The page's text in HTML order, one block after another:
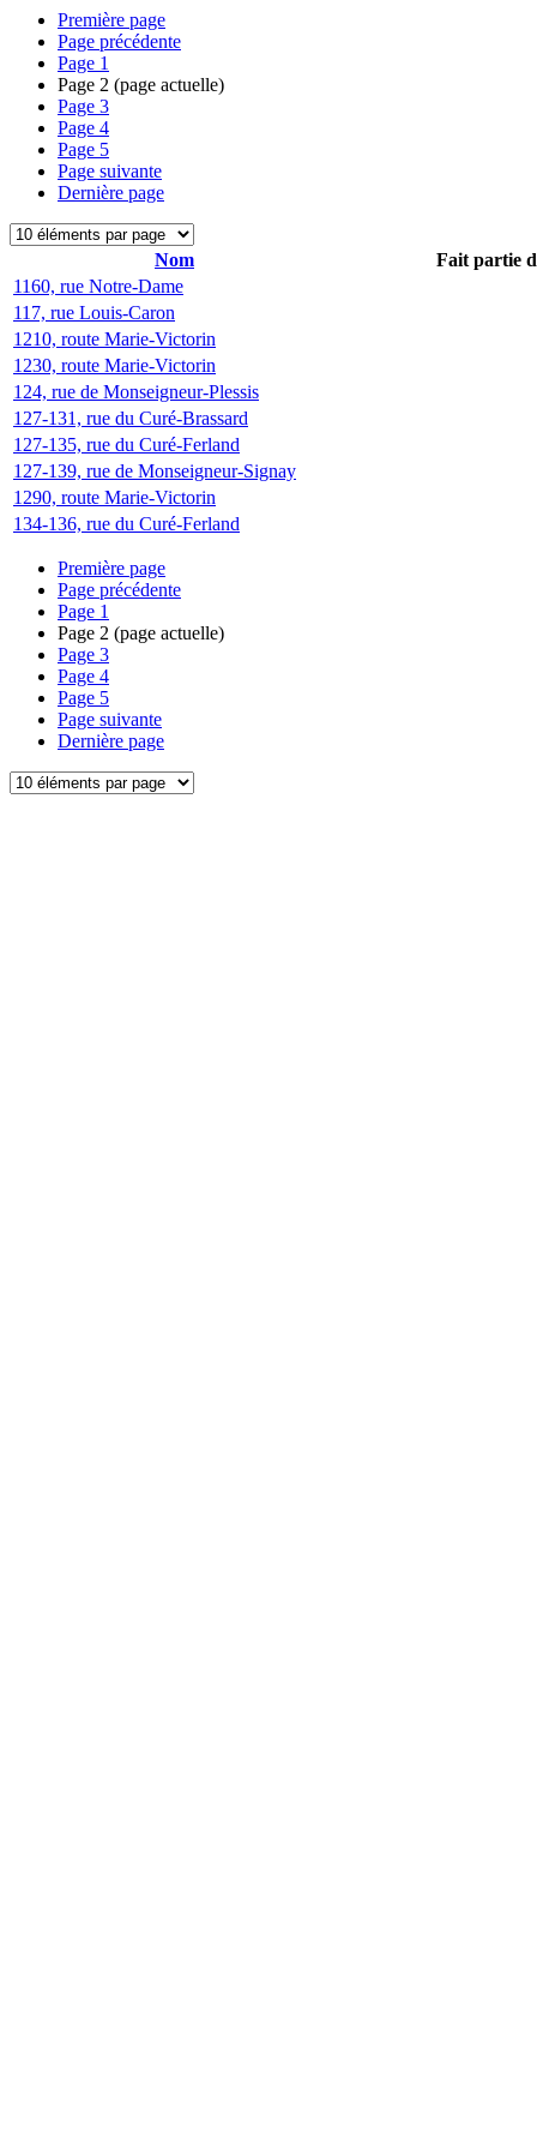
Première page
Page précédente
Page 1
Page 2 (page actuelle)
Page 3
Page 4
Page 5
Page suivante
Dernière page
Nom
Fait partie
1160, rue Notre-Dame
117, rue Louis-Caron
1210, route Marie-Victorin
1230, route Marie-Victorin
124, rue de Monseigneur-Plessis
127-131, rue du Curé-Brassard
127-135, rue du Curé-Ferland
127-139, rue de Monseigneur-Signay
1290, route Marie-Victorin
134-136, rue du Curé-Ferland
Première page
Page précédente
Page 1
Page 2 (page actuelle)
Page 3
Page 4
Page 5
Page suivante
Dernière page